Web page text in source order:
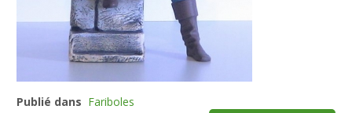
Publié dans Fariboles